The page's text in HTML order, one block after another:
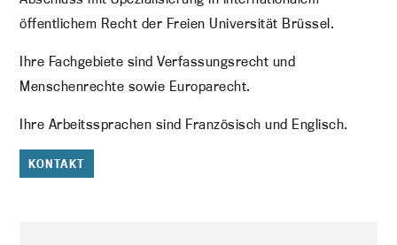
öffentlichem Recht der Freien Universität Brüssel.
Ihre Fachgebiete sind Verfassungsrecht und
Menschenrechte sowie Europarecht.
Ihre Arbeitssprachen sind Französisch und Englisch.
KONTAKT